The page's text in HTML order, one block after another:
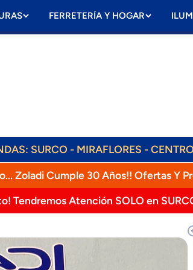
FERRETERÍA Y HOGAR
ENVÍOS DIARIOS! RAPPI, OLVA,
Zoladi Cumple 30 Años!! Ofertas Y
Tendremos Atención SOLO en